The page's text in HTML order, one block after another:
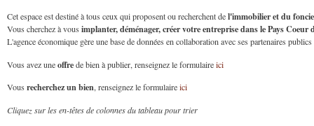
Cet espace est destiné à tous ceux qui proposent ou recherchent del'immobilier et du
Vous cherchez à vous implanter, déménager, créer votre entreprise dans le Pays
L'agence économique gère une base de données en collaboration avec ses partenaires
Vous avez uneoffrede bien à publier, renseignez le formulaireici
Vous recherchez un bien, renseignez le formulaireici
Cliquez sur les en-têtes de colonnes du tableau pour trier